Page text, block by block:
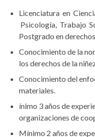
Licenciatura en
Psicología, Trabajo
Postgrado en
Conocimiento de la
los derechos de la
Conocimiento del
materiales.
ínimo 3 años de
organizaciones de
Mínimo 2 años de